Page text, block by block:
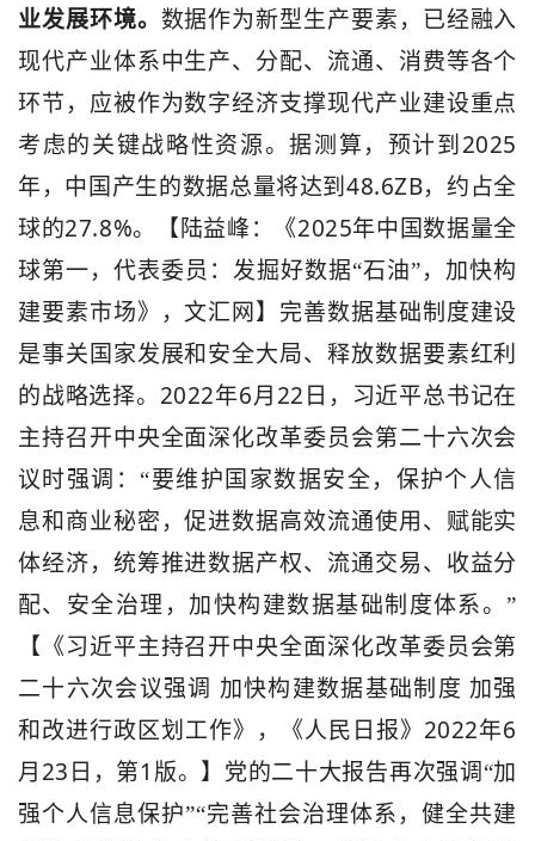
业发展环境。 数据作为新型生产要素，已经融入
现代产业体系中生产、分配、流通、消费等各个
环节，应被作为数字经济支撑现代产业建设重点
考虑的关键战略性资源。据测算，预计到 2025
年，中国产生的数据总量将达到48.6ZB，约占全
球的27.8%。【陆益峰：《2025年中国数据量全
球第一，代表委员：发掘好数据“石油”，加快构
建要素市场》，文汇网 】完善数据基础制度建设
是事关国家发展和安全大局、释放数据要素红利
的战略选择。 2022年6月 22 日，习近平总书记在
主持召开中央全面深化改革委员会第二十六次会
议时强调：“要维护国家数据安全，保护个人信
息和商业秘密，促进数据高效流通使用、赋能实
体经济，统筹推进数据产权、流通交易、收益分
配、安全治理，加快构建数据基础制度体系。”
【《习近平主持召开中央全面深化改革委员会第
二十六次会议强调 加快构建数据基础制度 加强
和改进行政区划工作》，《人民日报》 2022年6
月 23 日，第1 版。】党的二十大报告再次强调“加
强个人信息保护”“完善社会治理体系，健全共建